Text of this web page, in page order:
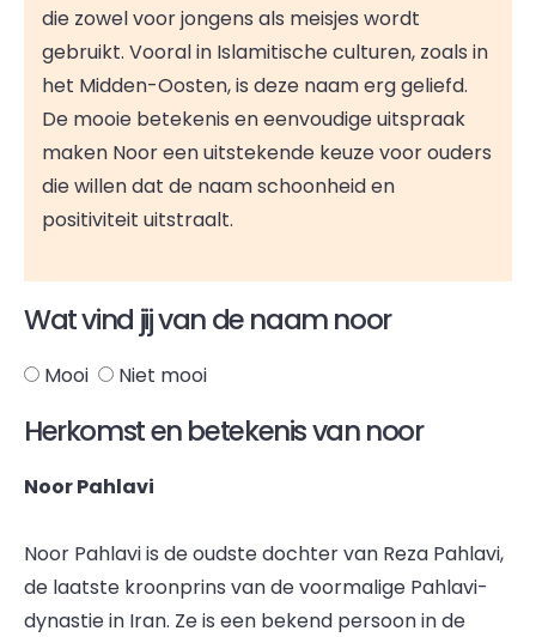
die zowel voor jongens als meisjes wordt
gebruikt. Vooral in Islamitische culturen, zoals in
het Midden-Oosten, is deze naam erg geliefd.
De mooie betekenis en eenvoudige uitspraak
maken Noor een uitstekende keuze voor ouders
die willen dat de naam schoonheid en
positiviteit uitstraalt.
Wat vind jij van de naam noor
Mooi Niet mooi
Herkomst en betekenis van noor
Noor Pahlavi
Noor Pahlavi is de oudste dochter van Reza Pahlavi,
de laatste kroonprins van de voormalige Pahlavi-
dynastie in Iran. Ze is een bekend persoon in de